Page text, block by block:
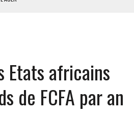
Etats africains
de FCFA par an